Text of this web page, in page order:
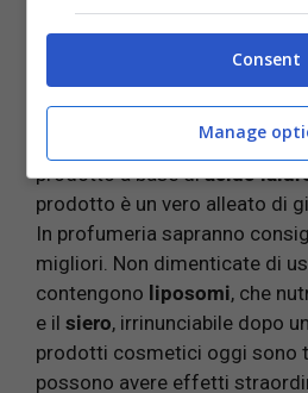
trattamenti di bellezza. Per
luminosità della vostra pelle
un buon esfoliante che
doni luce all’incarnato. Poi
prodotto a base diacido
prodotto è un vero alleato di
In profumeria sapranno
migliori. Non dimenticate di
contengono liposomi, che
e il siero, irrinunciabile dopo
prodotti cosmetici oggi sono
possono avere effetti
Consent
Manage